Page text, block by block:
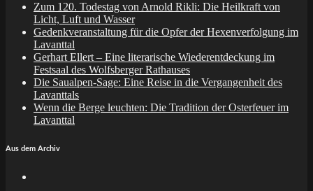
Zum 120. Todestag von Arnold Rikli: Die Heilkraft von
Licht, Luft und Wasser
Gedenkveranstaltung für die Opfer der Hexenverfolgung im
Lavanttal
Gerhart Ellert – Eine literarische Wiederentdeckung im
Festsaal des Wolfsberger Rathauses
Die Saualpen-Sage: Eine Reise in die Vergangenheit des
Lavanttals
Wenn die Berge leuchten: Die Tradition der Osterfeuer im
Lavanttal
Aus dem Archiv